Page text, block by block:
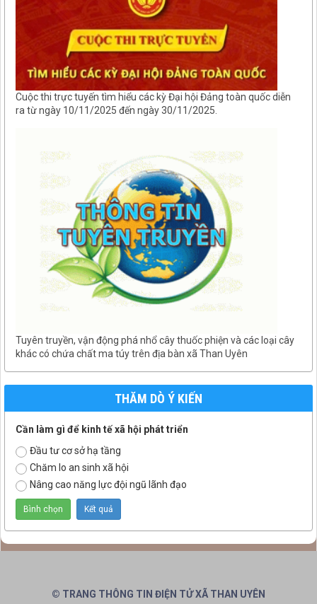
Cuộc thi trực tuyến tìm hiểu các kỳ Đại hội Đảng toàn quốc diễn
ra từ ngày 10/11/2025 đến ngày 30/11/2025.
Tuyên truyền, vận động phá nhổ cây thuốc phiện và các loại cây
khác có chứa chất ma túy trên địa bàn xã Than Uyên
THĂM DÒ Ý KIẾN
Cần làm gì để kinh tế xã hội phát triển
Đầu tư cơ sở hạ tầng
Chăm lo an sinh xã hội
Nâng cao năng lực đội ngũ lãnh đạo
© TRANG THÔNG TIN ĐIỆN TỬ XÃ THAN UYÊN